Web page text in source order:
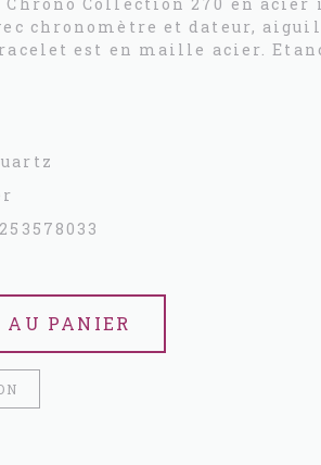
chronomètre et dateur,
est en maille acier.
AU PANIER